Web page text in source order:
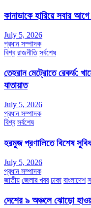
কানাডাকে হারিয়ে সবার
July 5, 2026
প্রধান সম্পাদক
বিশ্ব রাজনীতি সর্বশেষ
তেহরান মেট্রোতে রেকর্ড:
যাতায়াত
July 5, 2026
প্রধান সম্পাদক
বিশ্ব সর্বশেষ
হরমুজ প্রণালিতে বিশেষ
July 5, 2026
প্রধান সম্পাদক
জাতীয় জেলার খবর ঢাকা বাংলাদেশ
দেশের ৯ অঞ্চলে ঝোড়ো